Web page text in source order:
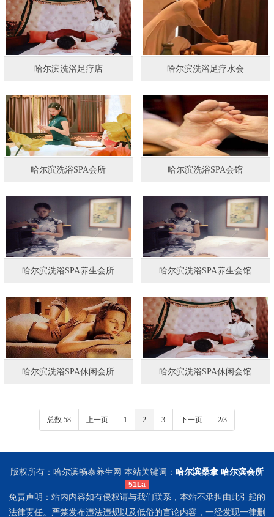
哈尔滨洗浴足疗店 哈尔滨洗浴足疗水会
哈尔滨洗浴SPA会所 哈尔滨洗浴SPA会馆
哈尔滨洗浴SPA养生会所 哈尔滨洗浴SPA养生会馆
哈尔滨洗浴SPA休闲会所 哈尔滨洗浴SPA休闲会馆
总数 58 上一页 1 2 3 下一页 2/3
版权所有：哈尔滨畅泰养生网 本站关键词： 哈尔滨桑拿 哈尔滨会所
51La
免责声明：站内内容如有侵权请与我们联系，本站不承担由此引起的
法律责任。严禁发布违法违规以及低俗的言论内容，一经发现一律删